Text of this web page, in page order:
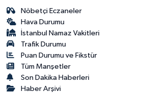
Nöbetçi Eczaneler
Hava Durumu
İstanbul Namaz Vakitleri
Trafik Durumu
Puan Durumu ve Fikstür
Tüm Manşetler
Son Dakika Haberleri
Haber Arşivi